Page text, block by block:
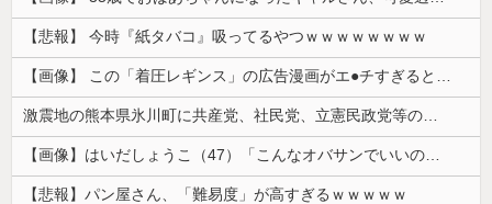
【悲報】 今時『紙タバコ』吸ってるやつｗｗｗｗｗｗｗｗ
【悲報】パン屋さん、「難易度」が高すぎるｗｗｗｗｗ